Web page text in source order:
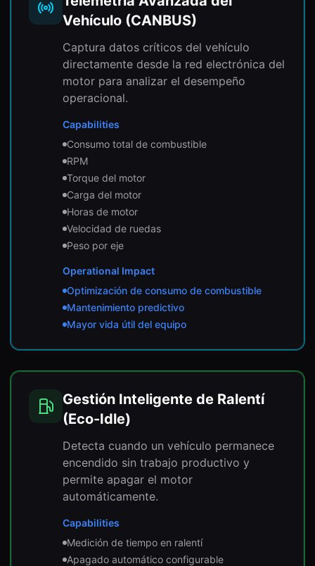
Vehículo (CANBUS)
Captura datos críticos del vehículo
directamente desde la red electrónica del
motor para analizar el desempeño
operacional.
Capabilities
Consumo total de combustible
RPM
Torque del motor
Carga del motor
Horas de motor
Velocidad de ruedas
Peso por eje
Operational Impact
Optimización de consumo de combustible
Mantenimiento predictivo
Mayor vida útil del equipo
Gestión Inteligente de Ralentí
(Eco-Idle)
Detecta cuando un vehículo permanece
encendido sin trabajo productivo y
permite apagar el motor
automáticamente.
Capabilities
Medición de tiempo en ralentí
Apagado automático configurable